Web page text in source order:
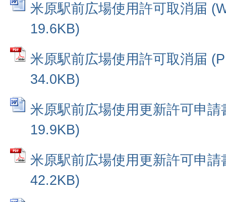
米原駅前広場使用許可取消届
19.6KB)
米原駅前広場使用許可取消届
34.0KB)
米原駅前広場使用更新許可申
19.9KB)
米原駅前広場使用更新許可申
42.2KB)